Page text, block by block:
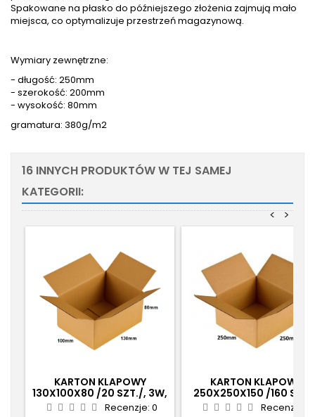
Spakowane na płasko do późniejszego złożenia zajmują mało
miejsca, co optymalizuje przestrzeń magazynową.
Wymiary zewnętrzne:
- długość: 250mm
- szerokość: 200mm
- wysokość: 80mm
gramatura: 380g/m2
16 INNYCH PRODUKTÓW W TEJ SAMEJ
KATEGORII:
>
<
KARTON KLAPOWY
130X100X80 /20 SZT./, 3W,
380G INPOST
Recenzje: 0
KARTON KLAPOWY
250X250X150 /160
3W, 380GRecenzje: